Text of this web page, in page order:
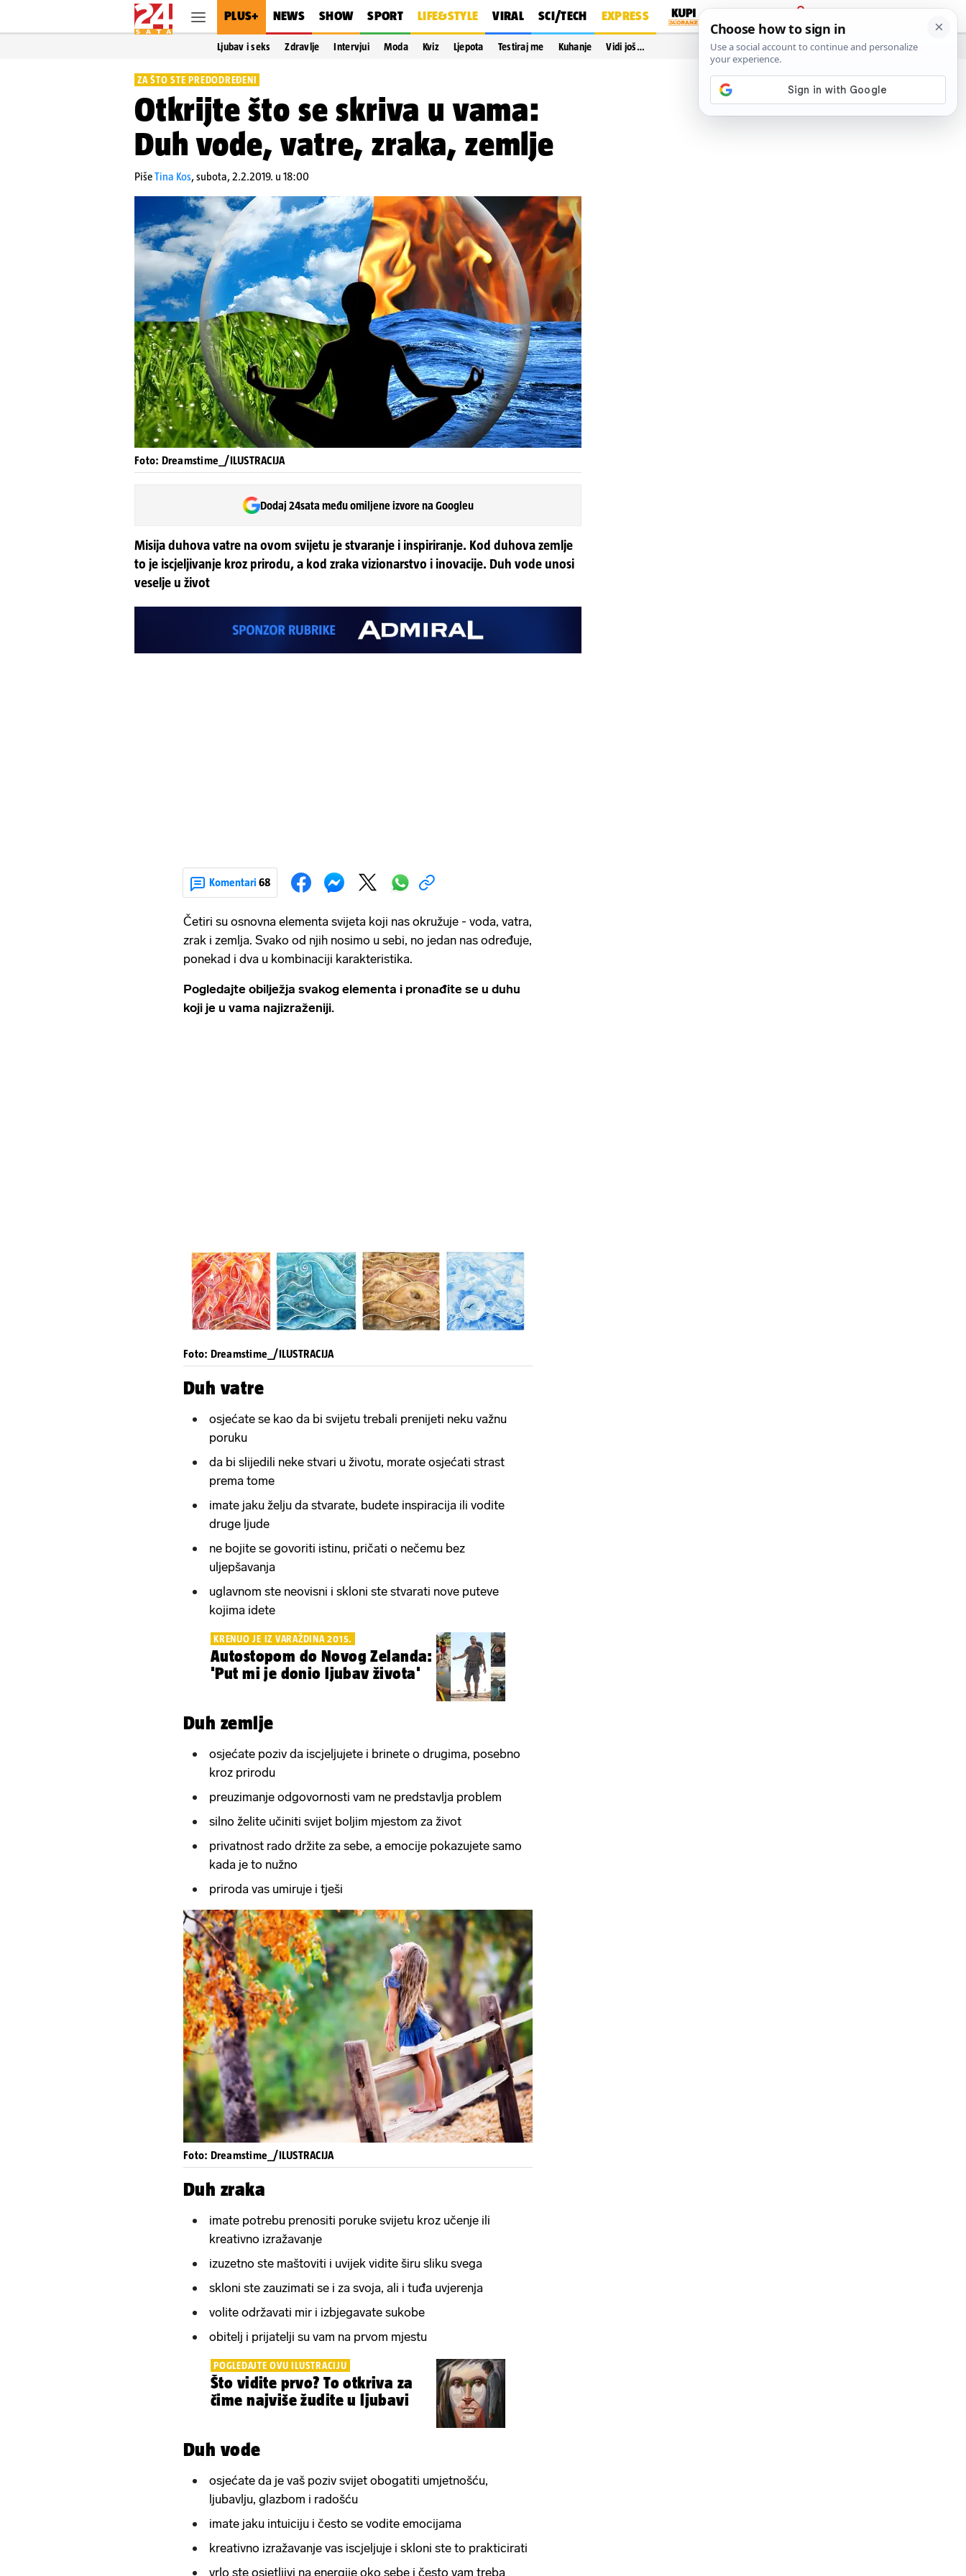
PLUS+ NEWS SHOW SPORT LIFE&STYLE VIRAL SCI/TECH EXPRESS
PRIJAVA
Ljubav i seks Zdravlje Intervjui Moda Kviz Ljepota Testiraj me Kuhanje Vidi još…
ZA ŠTO STE PREDODREĐENI
Otkrijte što se skriva u vama:
Duh vode, vatre, zraka, zemlje
PišeTina Kos,subota, 2.2.2019. u 18:00
Foto: Dreamstime_/ILUSTRACIJA
Dodaj 24sata među omiljene izvore na Googleu
Misija duhova vatre na ovom svijetu je stvaranje i inspiriranje. Kod duhova zemlje
to je iscjeljivanje kroz prirodu, a kod zraka vizionarstvo i inovacije. Duh vode unosi
veselje u život
Komentari 68
Četiri su osnovna elementa svijeta koji nas okružuje - voda, vatra,
zrak i zemlja. Svako od njih nosimo u sebi, no jedan nas određuje,
ponekad i dva u kombinaciji karakteristika.
Pogledajte obilježja svakog elementa i pronađite se u duhu
koji je u vama najizraženiji.
Foto: Dreamstime_/ILUSTRACIJA
Duh vatre
osjećate se kao da bi svijetu trebali prenijeti neku važnu
poruku
da bi slijedili neke stvari u životu, morate osjećati strast
prema tome
imate jaku želju da stvarate, budete inspiracija ili vodite
druge ljude
ne bojite se govoriti istinu, pričati o nečemu bez
uljepšavanja
uglavnom ste neovisni i skloni ste stvarati nove puteve
kojima idete
KRENUO JE IZ VARAŽDINA 2015.
Autostopom do Novog Zelanda:
'Put mi je donio ljubav života'
Duh zemlje
osjećate poziv da iscjeljujete i brinete o drugima, posebno
kroz prirodu
preuzimanje odgovornosti vam ne predstavlja problem
silno želite učiniti svijet boljim mjestom za život
privatnost rado držite za sebe, a emocije pokazujete samo
kada je to nužno
priroda vas umiruje i tješi
Foto: Dreamstime_/ILUSTRACIJA
Duh zraka
imate potrebu prenositi poruke svijetu kroz učenje ili
kreativno izražavanje
izuzetno ste maštoviti i uvijek vidite širu sliku svega
skloni ste zauzimati se i za svoja, ali i tuđa uvjerenja
volite održavati mir i izbjegavate sukobe
obitelj i prijatelji su vam na prvom mjestu
POGLEDAJTE OVU ILUSTRACIJU
Što vidite prvo? To otkriva za
čime najviše žudite u ljubavi
Duh vode
osjećate da je vaš poziv svijet obogatiti umjetnošću,
ljubavlju, glazbom i radošću
imate jaku intuiciju i često se vodite emocijama
kreativno izražavanje vas iscjeljuje i skloni ste to prakticirati
vrlo ste osjetljivi na energije oko sebe i često vam treba